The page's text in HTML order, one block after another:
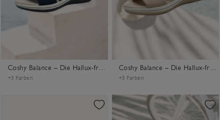
Coshy Balance – Die Hallux-freundliche Sandale
+3 Farben
Coshy Balance – Die Hallux-freundliche Sandale
+3 Farben